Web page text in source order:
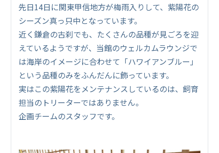
先日14日に関東甲信地方が梅雨入りして、紫陽花の
シーズン真っ只中となっています。
近く鎌倉の古刹でも、たくさんの品種が見ごろを迎
えているようですが、当館のウェルカムラウンジで
は海岸のイメージに合わせて「ハワイアンブルー」
という品種のみをふんだんに飾っています。
実はこの紫陽花をメンテナンスしているのは、飼育
担当のトリーターではありません。
企画チームのスタッフです。